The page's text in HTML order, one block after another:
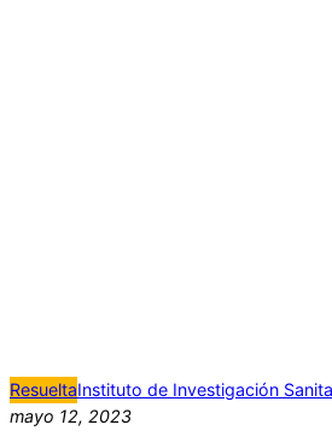
ResueltaInstituto de Investigación
mayo 12, 2023